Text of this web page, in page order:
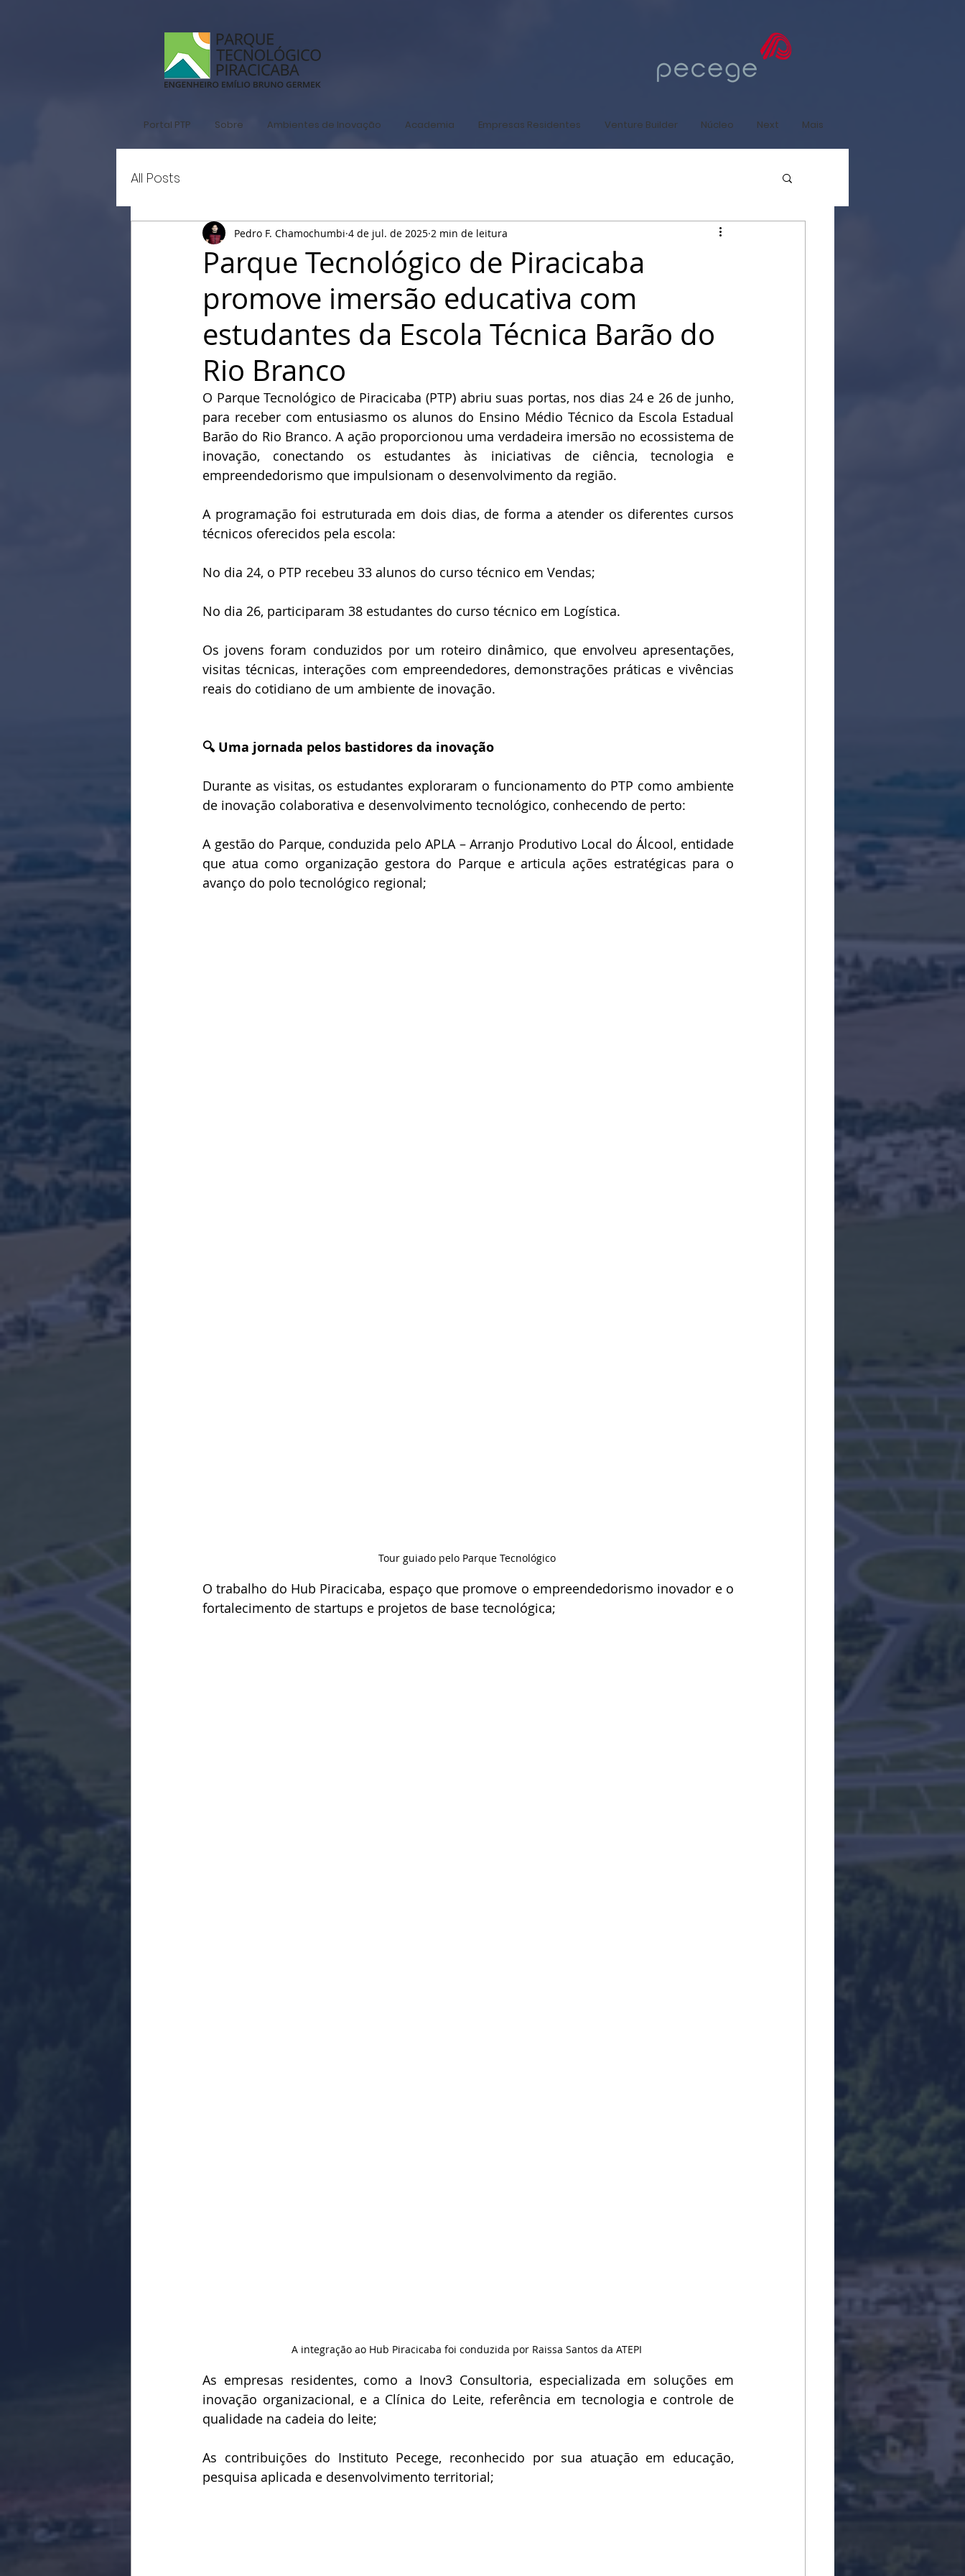
Portal PTP Sobre Ambientes de Inovação Academia Empresas Residentes Venture Builder Núcleo Next Mais
All Posts
Parque Tecnológico de Piracicaba
promove imersão educativa com
estudantes da Escola Técnica Barão do
Rio Branco
Pedro F. Chamochumbi 4 de jul. de 2025 2 min de leitura
O Parque Tecnológico de Piracicaba (PTP) abriu suas portas, nos dias 24 e 26 de junho,
para receber com entusiasmo os alunos do Ensino Médio Técnico da Escola Estadual
Barão do Rio Branco. A ação proporcionou uma verdadeira imersão no ecossistema de
inovação, conectando os estudantes às iniciativas de ciência, tecnologia e
empreendedorismo que impulsionam o desenvolvimento da região.
A programação foi estruturada em dois dias, de forma a atender os diferentes cursos
técnicos oferecidos pela escola:
No dia 24, o PTP recebeu 33 alunos do curso técnico em Vendas;
No dia 26, participaram 38 estudantes do curso técnico em Logística.
Os jovens foram conduzidos por um roteiro dinâmico, que envolveu apresentações,
visitas técnicas, interações com empreendedores, demonstrações práticas e vivências
reais do cotidiano de um ambiente de inovação.
🔍 Uma jornada pelos bastidores da inovação
Durante as visitas, os estudantes exploraram o funcionamento do PTP como ambiente
de inovação colaborativa e desenvolvimento tecnológico, conhecendo de perto:
A gestão do Parque, conduzida pelo APLA – Arranjo Produtivo Local do Álcool, entidade
que atua como organização gestora do Parque e articula ações estratégicas para o
avanço do polo tecnológico regional;
Tour guiado pelo Parque Tecnológico
O trabalho do Hub Piracicaba, espaço que promove o empreendedorismo inovador e o
fortalecimento de startups e projetos de base tecnológica;
A integração ao Hub Piracicaba foi conduzida por Raissa Santos da ATEPI
As empresas residentes, como a Inov3 Consultoria, especializada em soluções em
inovação organizacional, e a Clínica do Leite, referência em tecnologia e controle de
qualidade na cadeia do leite;
As contribuições do Instituto Pecege, reconhecido por sua atuação em educação,
pesquisa aplicada e desenvolvimento territorial;